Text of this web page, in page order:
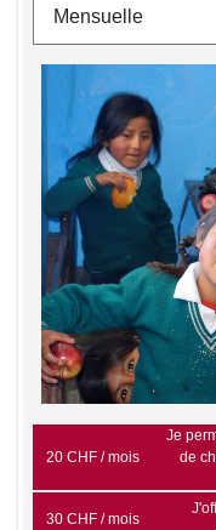
20 CHF / mois
Je
de
30 CHF / mois